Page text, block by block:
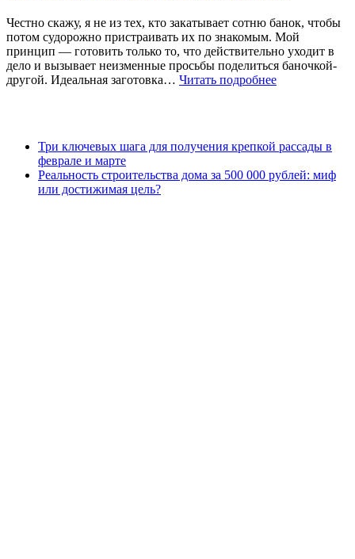
Честно скажу, я не из тех, кто закатывает сотню банок, чтобы
потом судорожно пристраивать их по знакомым. Мой
принцип — готовить только то, что действительно уходит в
дело и вызывает неизменные просьбы поделиться баночкой-
другой. Идеальная заготовка… Читать подробнее
Три ключевых шага для получения крепкой рассады в
феврале и марте
Реальность строительства дома за 500 000 рублей: миф
или достижимая цель?